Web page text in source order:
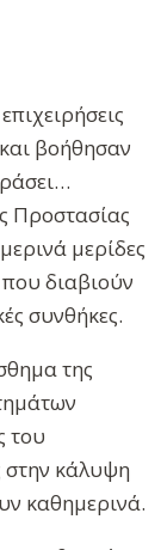
βοήθησαν
Προστασίας
μερίδες
διαβιούν
συνθήκες.
της
του
στην κάλυψη
καθημερινά.